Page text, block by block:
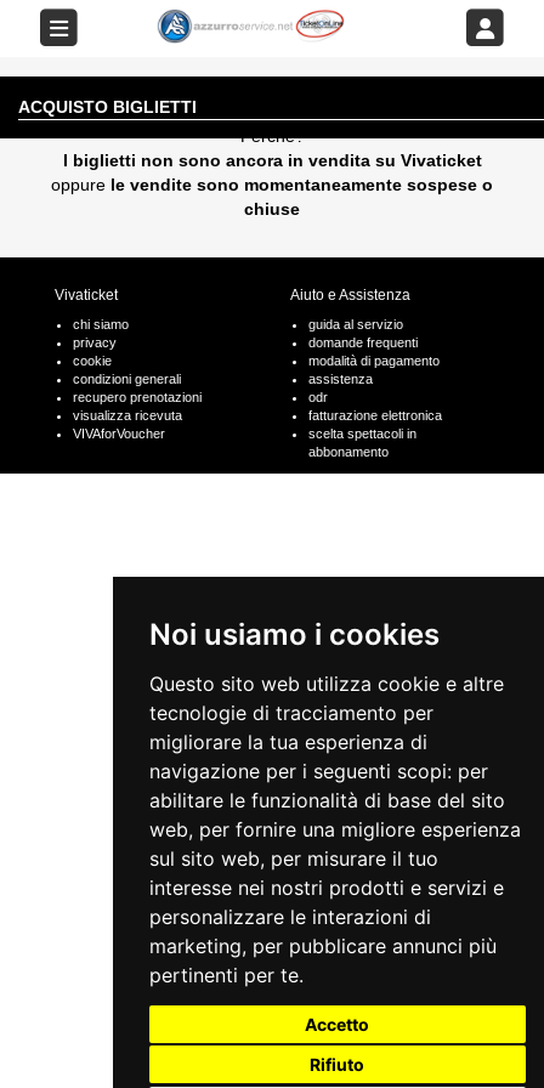
Noi usiamo i cookies
Questo sito web utilizza cookie e altre
tecnologie di tracciamento per
migliorare la tua esperienza di
navigazione per i seguenti scopi: per
abilitare le funzionalità di base del sito
web, per fornire una migliore esperienza
sul sito web, per misurare il tuo
interesse nei nostri prodotti e servizi e
personalizzare le interazioni di
marketing, per pubblicare annunci più
pertinenti per te.
Accetto
Rifiuto
ACQUISTO BIGLIETTI
EVENTO AL MOMENTO NON DISPONIBILE
Perchè?
I biglietti non sono ancora in vendita su Vivaticket
oppure le vendite sono momentaneamente sospese o
chiuse
Vivaticket
chi siamo
privacy
cookie
condizioni generali
recupero prenotazioni
visualizza ricevuta
VIVAforVoucher
Aiuto e Assistenza
guida al servizio
domande frequenti
modalità di pagamento
assistenza
odr
fatturazione elettronica
scelta spettacoli in
abbonamento